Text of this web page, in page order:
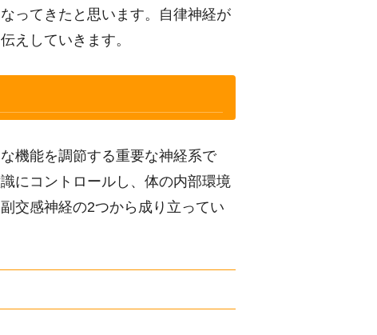
ってきたと思います。自律神経が
えしていきます。
機能を調節する重要な神経系で
にコントロールし、体の内部環境
交感神経の2つから成り立ってい